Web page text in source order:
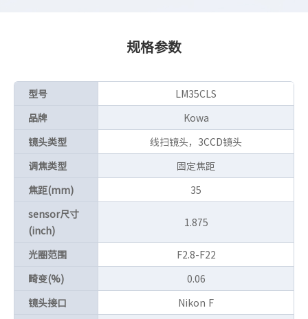
规格参数
型号
LM35CLS
品牌
Kowa
镜头类型
线扫镜头，3CCD镜头
调焦类型
固定焦距
焦距(mm)
35
sensor尺寸
(inch)
1.875
光圈范围
F2.8-F22
畸变(%)
0.06
镜头接口
Nikon F